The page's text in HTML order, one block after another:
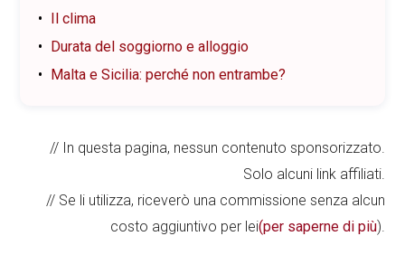
Il clima
Durata del soggiorno e alloggio
Malta e Sicilia: perché non entrambe?
// In questa pagina, nessun contenuto sponsorizzato.
Solo alcuni link affiliati.
// Se li utilizza, riceverò una commissione senza alcun
costo aggiuntivo per lei(per saperne di più).